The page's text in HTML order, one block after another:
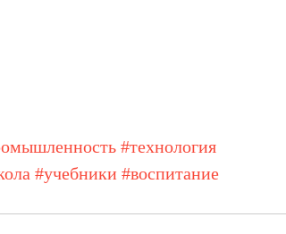
#технология
#учебники #воспитание